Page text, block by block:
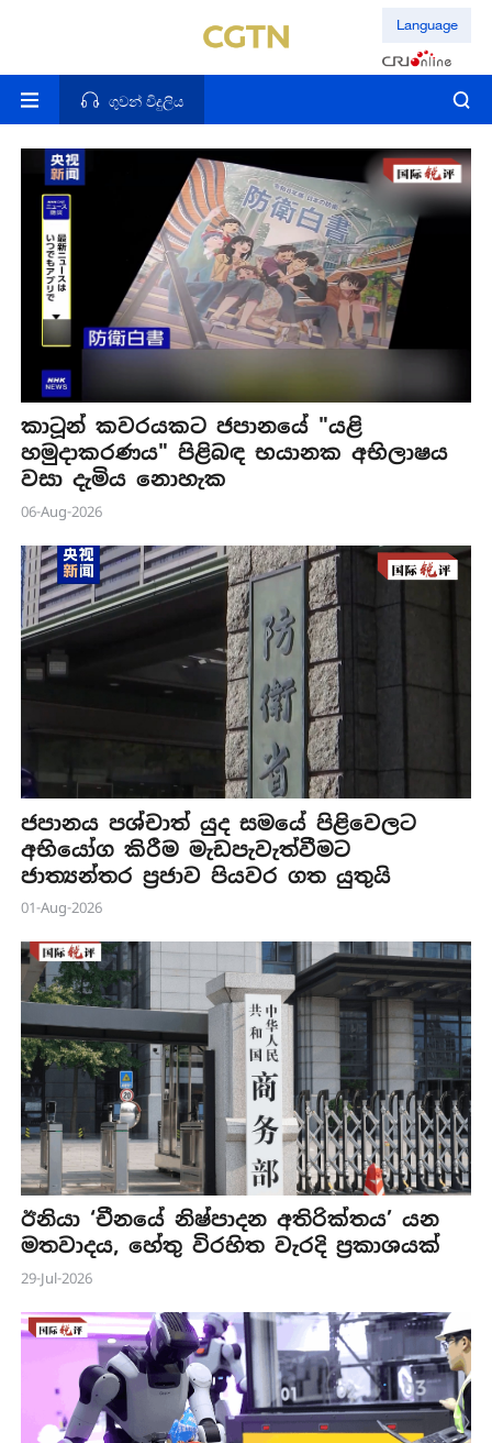
Language
ගුවන් විදුලිය
කාටූන් කවරයකට ජපානයේ "යළි
හමුදාකරණය" පිළිබඳ භයානක අභිලාෂය
වසා දැමිය නොහැක
06-Aug-2026
ජපානය පශ්චාත් යුද සමයේ පිළිවෙලට
අභියෝග කිරීම මැඩපැවැත්වීමට
ජාත්‍යන්තර ප්‍රජාව පියවර ගත යුතුයි
01-Aug-2026
ඊනියා ‘චීනයේ නිෂ්පාදන අතිරික්තය’ යන
මතවාදය, හේතු විරහිත වැරදි ප්‍රකාශයක්
29-Jul-2026